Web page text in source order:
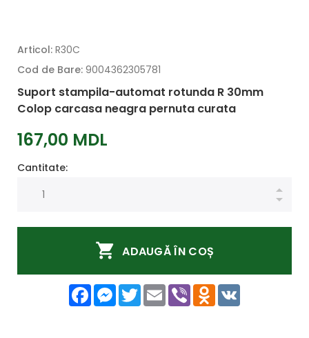
Articol: R30C
Cod de Bare: 9004362305781
Suport stampila-automat rotunda R 30mm
Colop carcasa neagra pernuta curata
167,00 MDL
Cantitate:
ADAUGĂ ÎN COȘ
FacebookMessenger
TwitterEmailViberOdnoklassniki